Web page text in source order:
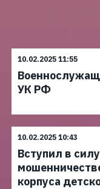
10.02.2025 11:55
УК РФ
10.02.2025 10:43
Вступил в
корпуса